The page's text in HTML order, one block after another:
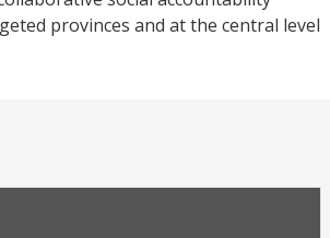
provinces and at the central level